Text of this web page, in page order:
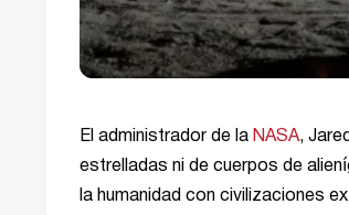
El administrador de la NASA,
estrelladas ni de cuerpos de
la humanidad con civilizaciones